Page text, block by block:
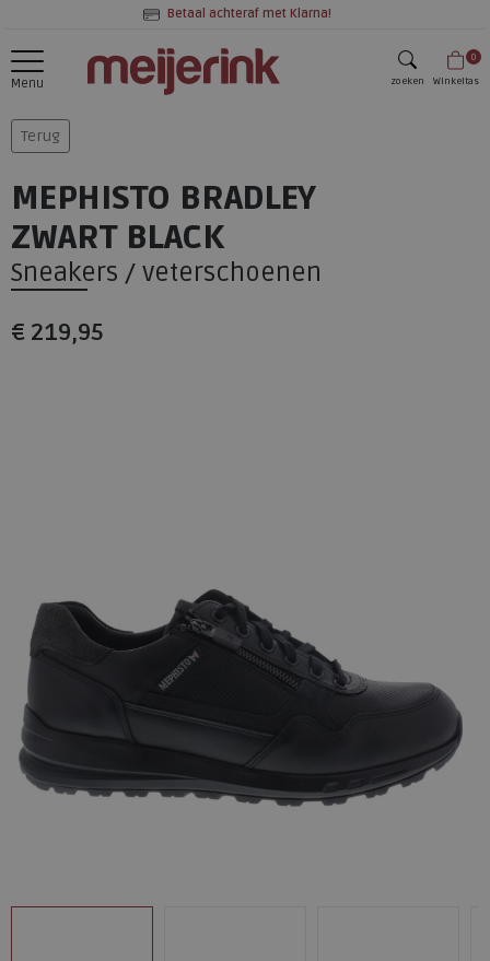
Betaal achteraf met Klarna!
Menu zoeken
0
Winkeltas
Terug
MEPHISTO BRADLEY
ZWART BLACK
Sneakers / veterschoenen
€ 219,95